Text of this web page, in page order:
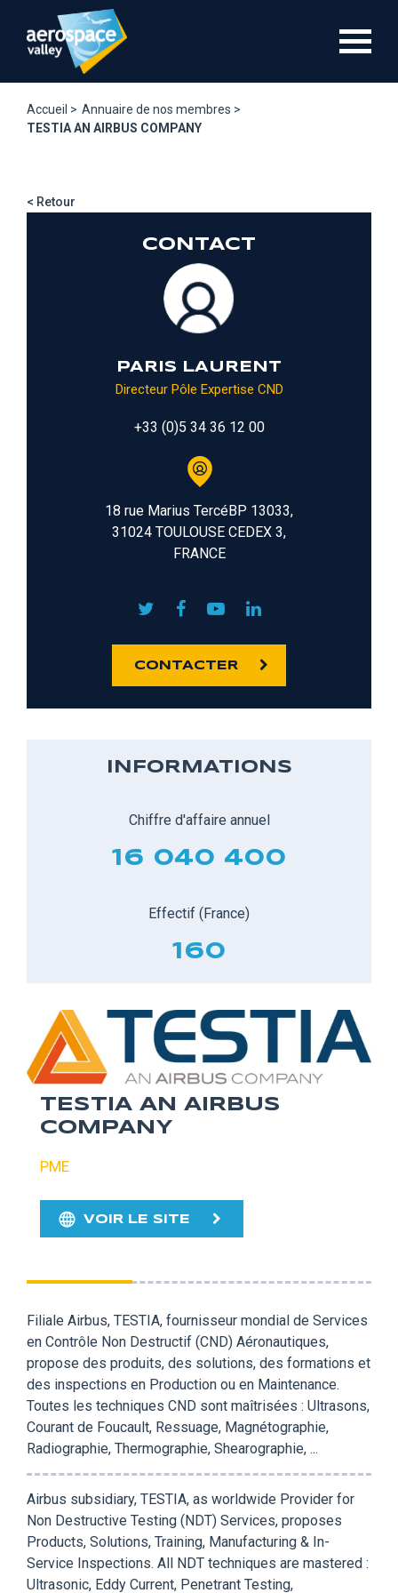
contenu
Accueil > Annuaire de nos membres >
TESTIA AN AIRBUS COMPANY
< Retour
CONTACT
PARIS LAURENT
Directeur Pôle Expertise CND
+33 (0)5 34 36 12 00
18 rue Marius TercéBP 13033,
31024 TOULOUSE CEDEX 3,
FRANCE
CONTACTER
INFORMATIONS
Chiffre d'affaire annuel
16 040 400
Effectif (France)
160
TESTIA AN AIRBUS
COMPANY
PME
VOIR LE SITE
Filiale Airbus, TESTIA, fournisseur mondial de Services
en Contrôle Non Destructif (CND) Aéronautiques,
propose des produits, des solutions, des formations et
des inspections en Production ou en Maintenance.
Toutes les techniques CND sont maîtrisées : Ultrasons,
Courant de Foucault, Ressuage, Magnétographie,
Radiographie, Thermographie, Shearographie, ...
Airbus subsidiary, TESTIA, as worldwide Provider for
Non Destructive Testing (NDT) Services, proposes
Products, Solutions, Training, Manufacturing & In-
Service Inspections. All NDT techniques are mastered :
Ultrasonic, Eddy Current, Penetrant Testing,